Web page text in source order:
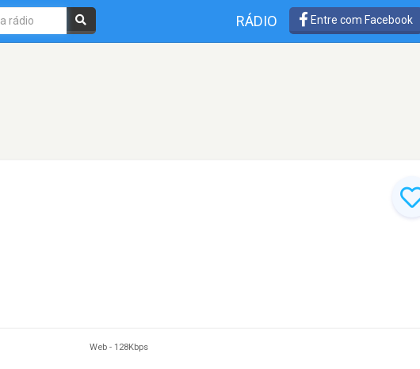
RÁDIO Entre com Facebook
Web - 128Kbps